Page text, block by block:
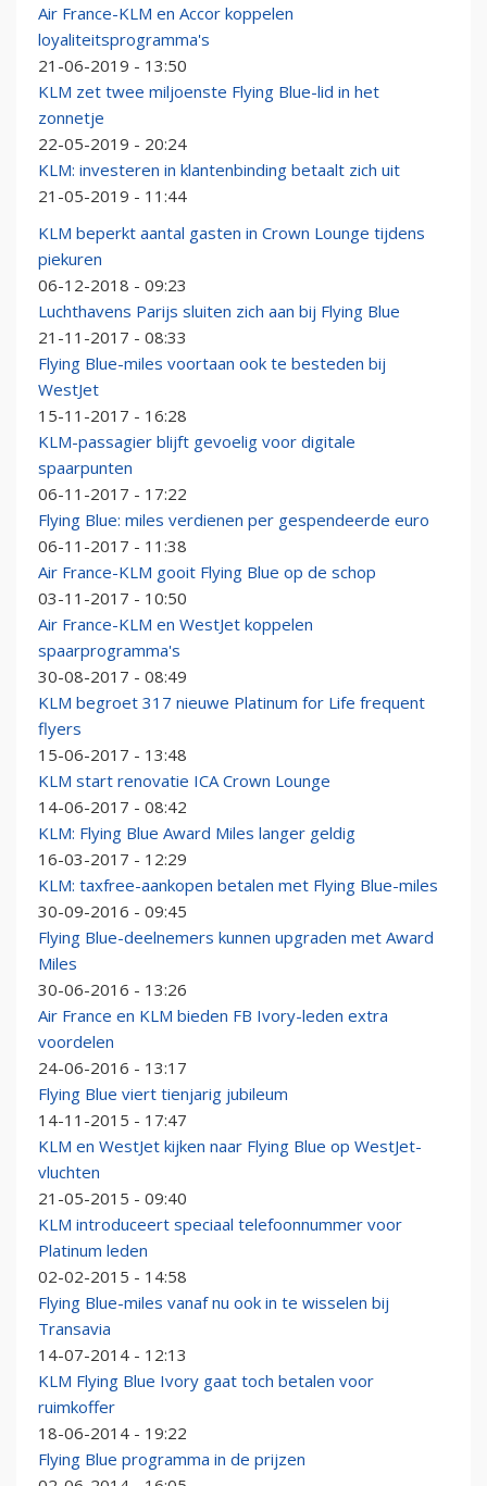
Air France-KLM en Accor koppelen
loyaliteitsprogramma's
21-06-2019 - 13:50
KLM zet twee miljoenste Flying Blue-lid in het
zonnetje
22-05-2019 - 20:24
KLM: investeren in klantenbinding betaalt zich uit
21-05-2019 - 11:44
KLM beperkt aantal gasten in Crown Lounge tijdens
piekuren
06-12-2018 - 09:23
Luchthavens Parijs sluiten zich aan bij Flying Blue
21-11-2017 - 08:33
Flying Blue-miles voortaan ook te besteden bij
WestJet
15-11-2017 - 16:28
KLM-passagier blijft gevoelig voor digitale
spaarpunten
06-11-2017 - 17:22
Flying Blue: miles verdienen per gespendeerde euro
06-11-2017 - 11:38
Air France-KLM gooit Flying Blue op de schop
03-11-2017 - 10:50
Air France-KLM en WestJet koppelen
spaarprogramma's
30-08-2017 - 08:49
KLM begroet 317 nieuwe Platinum for Life frequent
flyers
15-06-2017 - 13:48
KLM start renovatie ICA Crown Lounge
14-06-2017 - 08:42
KLM: Flying Blue Award Miles langer geldig
16-03-2017 - 12:29
KLM: taxfree-aankopen betalen met Flying Blue-miles
30-09-2016 - 09:45
Flying Blue-deelnemers kunnen upgraden met Award
Miles
30-06-2016 - 13:26
Air France en KLM bieden FB Ivory-leden extra
voordelen
24-06-2016 - 13:17
Flying Blue viert tienjarig jubileum
14-11-2015 - 17:47
KLM en WestJet kijken naar Flying Blue op WestJet-
vluchten
21-05-2015 - 09:40
KLM introduceert speciaal telefoonnummer voor
Platinum leden
02-02-2015 - 14:58
Flying Blue-miles vanaf nu ook in te wisselen bij
Transavia
14-07-2014 - 12:13
KLM Flying Blue Ivory gaat toch betalen voor
ruimkoffer
18-06-2014 - 19:22
Flying Blue programma in de prijzen